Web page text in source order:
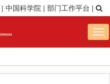
| 中国科学院 | 部门工作平台 |